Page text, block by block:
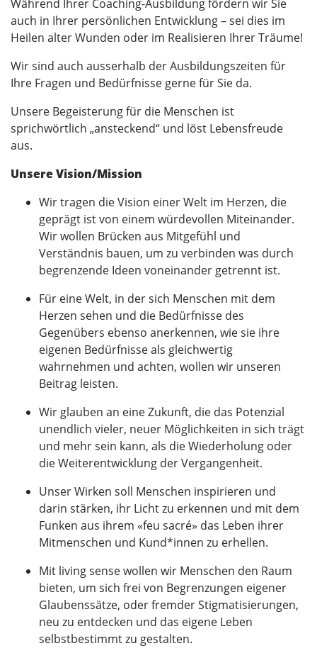
Während Ihrer Coaching-Ausbildung fördern wir Sie
auch in Ihrer persönlichen Entwicklung – sei dies im
Heilen alter Wunden oder im Realisieren Ihrer Träume!
Wir sind auch ausserhalb der Ausbildungszeiten für
Ihre Fragen und Bedürfnisse gerne für Sie da.
Unsere Begeisterung für die Menschen ist
sprichwörtlich „ansteckend“ und löst Lebensfreude
aus.
Unsere Vision/Mission
Wir tragen die Vision einer Welt im Herzen, die
geprägt ist von einem würdevollen Miteinander.
Wir wollen Brücken aus Mitgefühl und
Verständnis bauen, um zu verbinden was durch
begrenzende Ideen voneinander getrennt ist.
Für eine Welt, in der sich Menschen mit dem
Herzen sehen und die Bedürfnisse des
Gegenübers ebenso anerkennen, wie sie ihre
eigenen Bedürfnisse als gleichwertig
wahrnehmen und achten, wollen wir unseren
Beitrag leisten.
Wir glauben an eine Zukunft, die das Potenzial
unendlich vieler, neuer Möglichkeiten in sich trägt
und mehr sein kann, als die Wiederholung oder
die Weiterentwicklung der Vergangenheit.
Unser Wirken soll Menschen inspirieren und
darin stärken, ihr Licht zu erkennen und mit dem
Funken aus ihrem «feu sacré» das Leben ihrer
Mitmenschen und Kund*innen zu erhellen.
Mit living sense wollen wir Menschen den Raum
bieten, um sich frei von Begrenzungen eigener
Glaubenssätze, oder fremder Stigmatisierungen,
neu zu entdecken und das eigene Leben
selbstbestimmt zu gestalten.